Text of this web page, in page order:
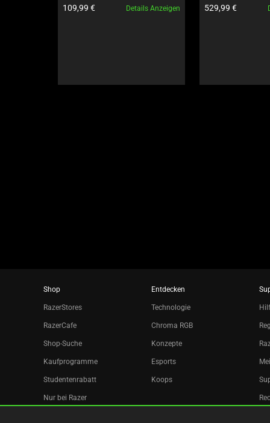
and
or
Produktpreis:
109,99 € Details Anzeigen Produktpreis:
529,99 €
Shop
RazerStores
RazerCafe
Shop-Suche
Kaufprogramme
Studentenrabatt
Nur bei Razer
Entdecken
Technologie
Chroma RGB
Konzepte
Esports
Koops